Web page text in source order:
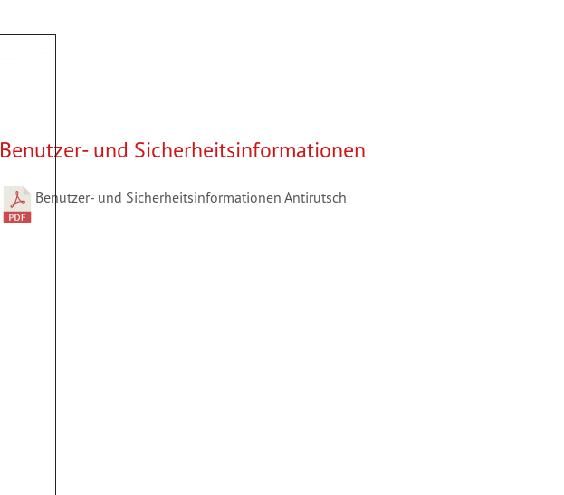
Benutzer- und Sicherheitsinformationen
Benutzer- und Sicherheitsinformationen Antirutsch